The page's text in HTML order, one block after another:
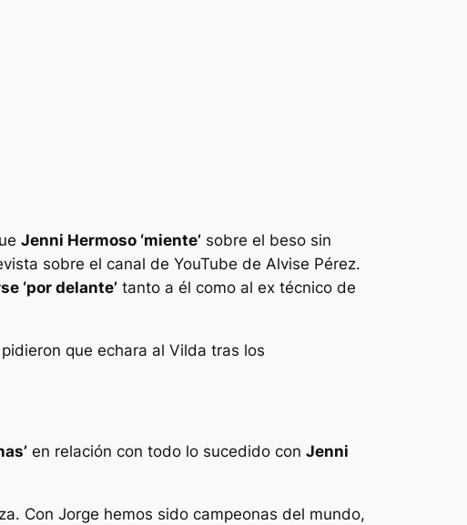
Jenni Hermoso ‘miente’ sobre el beso sin
sobre el canal de YouTube de Alvise Pérez.
‘por delante’ tanto a él como al ex técnico de
que echara al Vilda tras los
en relación con todo lo sucedido con Jenni
Con Jorge hemos sido campeonas del mundo,